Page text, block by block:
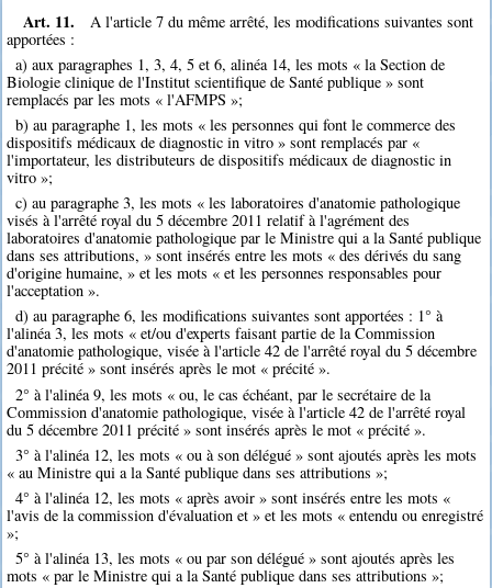
Art. 11.
A l'article 7 du même arrêté, les modifications suivantes sont
apportées :
a) aux paragraphes 1, 3, 4, 5 et 6, alinéa 14, les mots « la Section de
Biologie clinique de l'Institut scientifique de Santé publique » sont
remplacés par les mots « l'AFMPS »;
b) au paragraphe 1, les mots « les personnes qui font le commerce des
dispositifs médicaux de diagnostic in vitro » sont remplacés par «
l'importateur, les distributeurs de dispositifs médicaux de diagnostic in
vitro »;
c) au paragraphe 3, les mots « les laboratoires d'anatomie pathologique
visés à l'arrêté royal du 5 décembre 2011 relatif à l'agrément des
laboratoires d'anatomie pathologique par le Ministre qui a la Santé publique
dans ses attributions, » sont insérés entre les mots « des dérivés du sang
d'origine humaine, » et les mots « et les personnes responsables pour
l'acceptation ».
d) au paragraphe 6, les modifications suivantes sont apportées : 1° à
l'alinéa 3, les mots « et/ou d'experts faisant partie de la Commission
d'anatomie pathologique, visée à l'article 42 de l'arrêté royal du 5 décembre
2011 précité » sont insérés après le mot « précité ».
2° à l'alinéa 9, les mots « ou, le cas échéant, par le secrétaire de la
Commission d'anatomie pathologique, visée à l'article 42 de l'arrêté royal
du 5 décembre 2011 précité » sont insérés après le mot « précité ».
3° à l'alinéa 12, les mots « ou à son délégué » sont ajoutés après les mots
« au Ministre qui a la Santé publique dans ses attributions »;
4° à l'alinéa 12, les mots « après avoir » sont insérés entre les mots «
l'avis de la commission d'évaluation et » et les mots « entendu ou enregistré
»;
5° à l'alinéa 13, les mots « ou par son délégué » sont ajoutés après les
mots « par le Ministre qui a la Santé publique dans ses attributions »;